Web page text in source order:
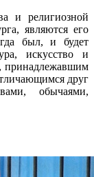
и религиозной
являются его
был, и будет
искусство и
принадлежавшим
друг
обычаями,